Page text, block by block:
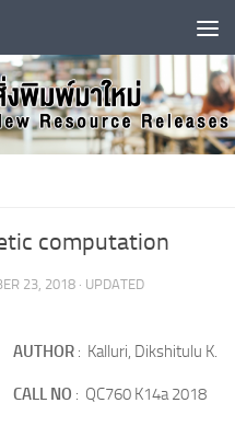
computation
23, 2018 · UPDATED
AUTHOR : Kalluri, Dikshitulu K.
CALL NO : QC760 K14a 2018